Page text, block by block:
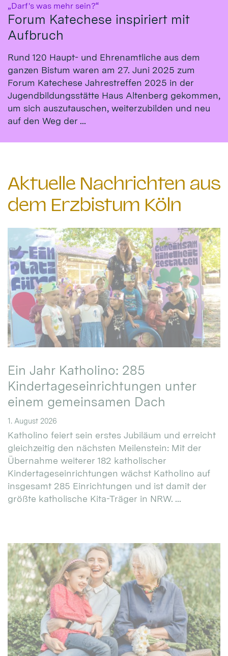
„Darf's was mehr sein?“
Forum Katechese inspiriert mit
Aufbruch
Rund 120 Haupt- und Ehrenamtliche aus dem
ganzen Bistum waren am 27. Juni 2025 zum
Forum Katechese Jahrestreffen 2025 in der
Jugendbildungsstätte Haus Altenberg gekommen,
um sich auszutauschen, weiterzubilden und neu
auf den Weg der ...
Aktuelle Nachrichten aus
dem Erzbistum Köln
Ein Jahr Katholino: 285
Kindertageseinrichtungen unter
einem gemeinsamen Dach
1. August 2026
Katholino feiert sein erstes Jubiläum und erreicht
gleichzeitig den nächsten Meilenstein: Mit der
Übernahme weiterer 182 katholischer
Kindertageseinrichtungen wächst Katholino auf
insgesamt 285 Einrichtungen und ist damit der
größte katholische Kita-Träger in NRW. ...